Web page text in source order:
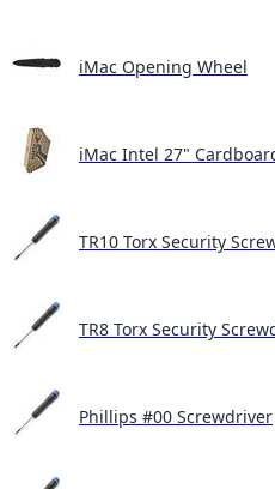
iMac Opening Wheel
iMac Intel 27"
TR10 Torx Security
TR8 Torx Security
Phillips #00 Screwdriver